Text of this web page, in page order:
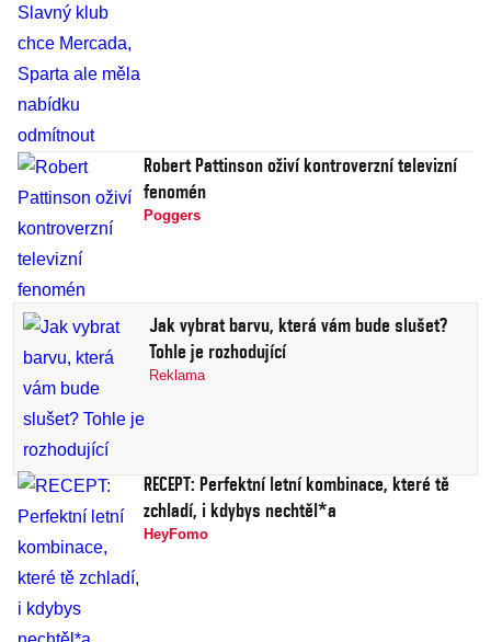
Robert Pattinson oživí kontroverzní televizní
fenomén
Poggers
Jak vybrat barvu, která vám bude slušet?
Tohle je rozhodující
Reklama
RECEPT: Perfektní letní kombinace, které tě
zchladí, i kdybys nechtěl*a
HeyFomo